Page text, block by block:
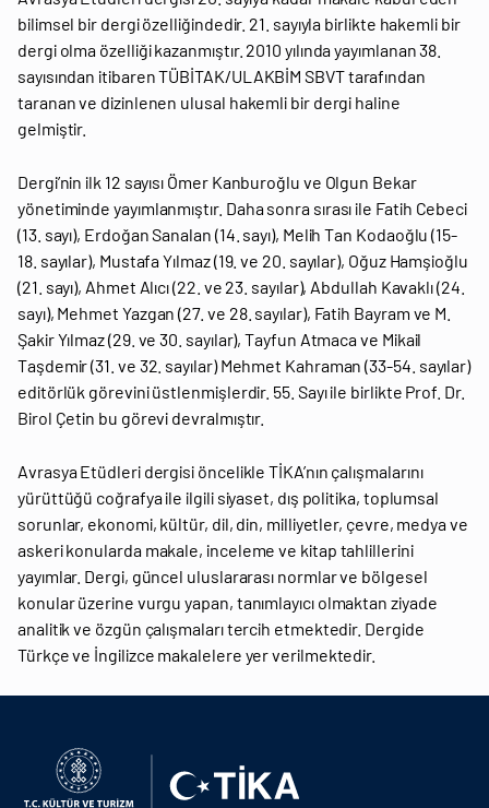
bilimsel bir dergi özelliğindedir. 21. sayıyla birlikte hakemli bir
dergi olma özelliği kazanmıştır. 2010 yılında yayımlanan 38.
sayısından itibaren TÜBİTAK/ULAKBİM SBVT tarafından
taranan ve dizinlenen ulusal hakemli bir dergi haline
gelmiştir.
Dergi’nin ilk 12 sayısı Ömer Kanburoğlu ve Olgun Bekar
yönetiminde yayımlanmıştır. Daha sonra sırası ile Fatih Cebeci
(13. sayı), Erdoğan Sanalan (14. sayı), Melih Tan Kodaoğlu (15-
18. sayılar), Mustafa Yılmaz (19. ve 20. sayılar), Oğuz Hamşioğlu
(21. sayı), Ahmet Alıcı (22. ve 23. sayılar), Abdullah Kavaklı (24.
sayı), Mehmet Yazgan (27. ve 28. sayılar), Fatih Bayram ve M.
Şakir Yılmaz (29. ve 30. sayılar), Tayfun Atmaca ve Mikail
Taşdemir (31. ve 32. sayılar) Mehmet Kahraman (33-54. sayılar)
editörlük görevini üstlenmişlerdir. 55. Sayı ile birlikte Prof. Dr.
Birol Çetin bu görevi devralmıştır.
Avrasya Etüdleri dergisi öncelikle TİKA’nın çalışmalarını
yürüttüğü coğrafya ile ilgili siyaset, dış politika, toplumsal
sorunlar, ekonomi, kültür, dil, din, milliyetler, çevre, medya ve
askeri konularda makale, inceleme ve kitap tahlillerini
yayımlar. Dergi, güncel uluslararası normlar ve bölgesel
konular üzerine vurgu yapan, tanımlayıcı olmaktan ziyade
analitik ve özgün çalışmaları tercih etmektedir. Dergide
Türkçe ve İngilizce makalelere yer verilmektedir.